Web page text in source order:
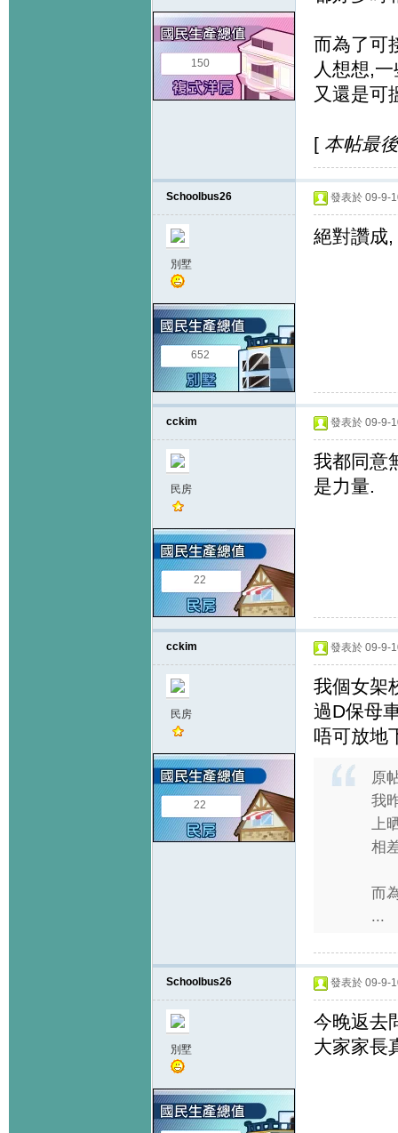
150
而為了可
人想想,
又還是可
[ 本帖最
Schoolbus26
別墅
652
發表於 09-9-
絕對讚成
cckim
民房
22
發表於 09-9-
我都同意
是力量.
cckim
民房
22
發表於 09-9-
我個女架
過D保母
唔可放地
原
我
上
相
而
...
Schoolbus26
別墅
發表於 09-9-
今晚返去
大家家長